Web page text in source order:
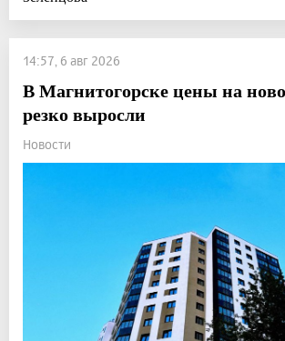
14:57, 6 авг 2026
В Магнитогорске цены на
резко выросли
Новости